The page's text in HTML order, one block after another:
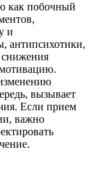
как побочный
и
антипсихотики,
снижения
вызывает
Если прием
важно